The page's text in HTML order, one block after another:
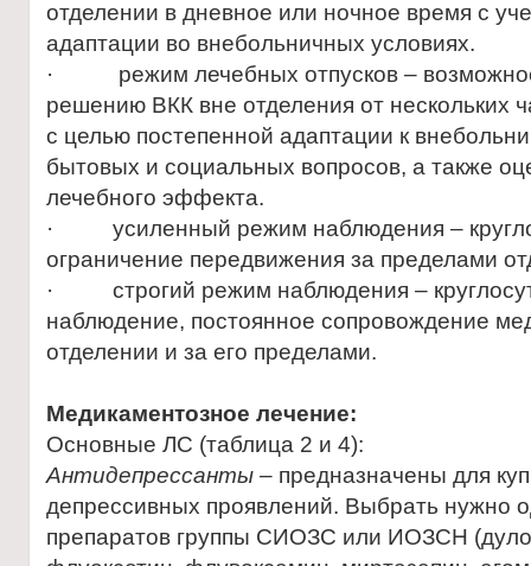
отделении в дневное или ночное время с
адаптации во внебольничных условиях.
· режим лечебных отпусков –
решению ВКК вне отделения от нескольких
с целью постепенной адаптации к
бытовых и социальных вопросов, а также
лечебного эффекта.
· усиленный режим наблюдения –
ограничение передвижения за пределами
· строгий режим наблюдения –
наблюдение, постоянное сопровождение
отделении и за его пределами.
Медикаментозное лечение:
Основные ЛС (таблица 2 и 4):
Антидепрессанты – предназначены для
депрессивных проявлений. Выбрать нужно
препаратов группы СИОЗС или ИОЗСН